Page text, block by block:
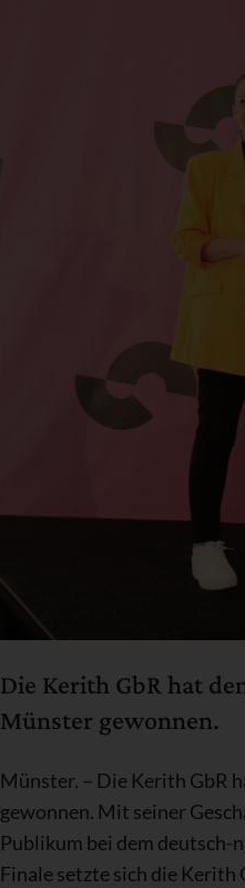
Die Kerith GbR hat
Münster gewonnen.
Münster. – Die Kerith GbR
gewonnen. Mit seiner
Publikum bei dem
Finale setzte sich die Kerith